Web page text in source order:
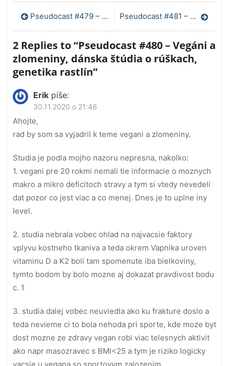
Navigácia
v
článku
Pseudocast #479 – Fosfán na Venuši update, Arecibo teleskop, mitochondriálna DNA Pseudocast #481 – Arecibo, deepmind skladanie proteínov, vegánstvo revisited
2 Replies to “Pseudocast #480 – Vegáni a
zlomeniny, dánska štúdia o rúškach,
genetika rastlín”
Erik píše:
30.11.2020 o 21:46
Ahojte,
rad by som sa vyjadril k teme vegani a zlomeniny.
Studia je podla mojho nazoru nepresna, nakolko:
1. vegani pre 20 rokmi nemali tie informacie o moznych
makro a mikro deficitoch stravy a tym si vtedy nevedeli
dat pozor co jest viac a co menej. Dnes je to uplne iny
level.
2. studia nebrala vobec ohlad na najvacsie faktory
vplyvu kostneho tkaniva a teda okrem Vapnika uroven
vitaminu D a K2 boli tam spomenute iba bielkoviny,
tymto bodom by bolo mozne aj dokazat pravdivost bodu
c. 1
3. studia dalej vobec neuviedla ako ku frakture doslo a
teda nevieme ci to bola nehoda pri sporte, kde moze byt
dost mozne ze zdravy vegan robi viac telesnych aktivit
ako napr masozravec s BMI<25 a tym je riziko logicky